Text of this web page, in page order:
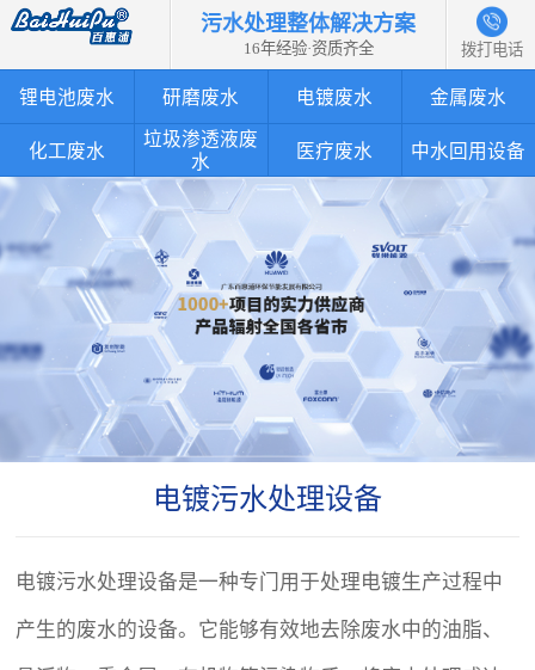
污水处理整体解决方案
16年经验·资质齐全 拨打电话
锂电池废水 研磨废水 电镀废水 金属废水
化工废水
垃圾渗透液废
水
医疗废水 中水回用设备
电镀污水处理设备
电镀污水处理设备是一种专门用于处理电镀生产过程中
产生的废水的设备。它能够有效地去除废水中的油脂、